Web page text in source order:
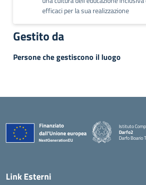
efficaci per la sua realizzazione
Gestito da
Persone che gestiscono il luogo
Istituto
Darfo2
Darfo Boario
Link Esterni